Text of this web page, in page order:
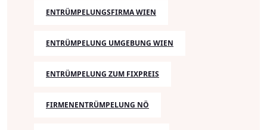
ENTRÜMPELUNGSFIRMA WIEN
ENTRÜMPELUNG UMGEBUNG WIEN
ENTRÜMPELUNG ZUM FIXPREIS
FIRMENENTRÜMPELUNG NÖ